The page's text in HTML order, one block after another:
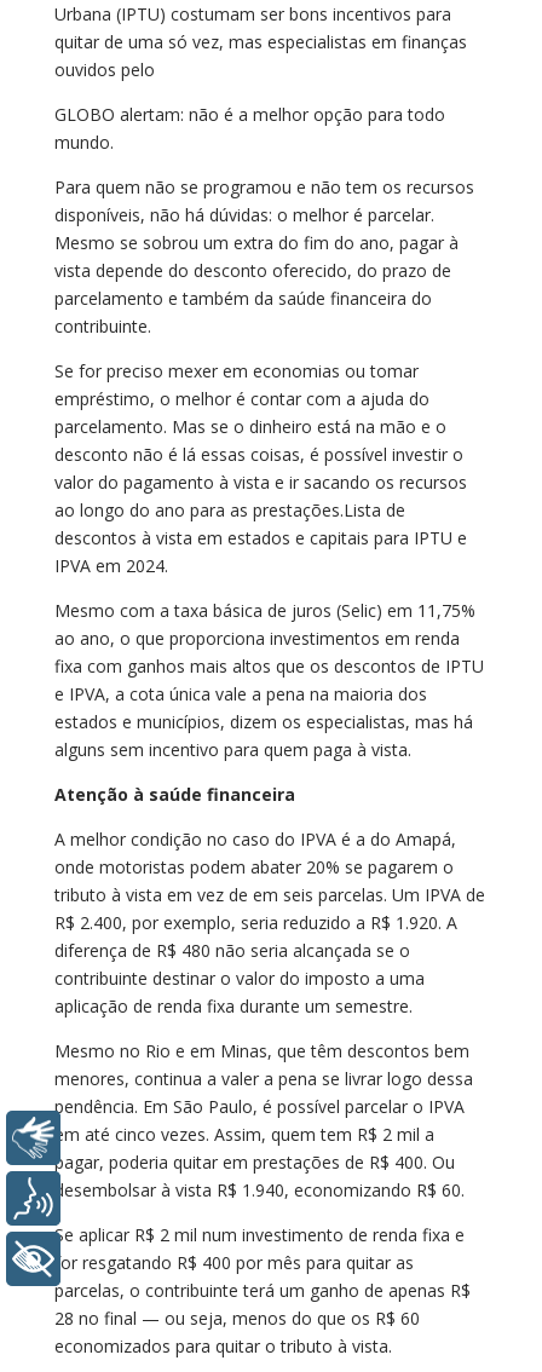
Urbana (IPTU) costumam ser bons incentivos para
quitar de uma só vez, mas especialistas em finanças
ouvidos pelo
GLOBO alertam: não é a melhor opção para todo
mundo.
Para quem não se programou e não tem os recursos
disponíveis, não há dúvidas: o melhor é parcelar.
Mesmo se sobrou um extra do fim do ano, pagar à
vista depende do desconto oferecido, do prazo de
parcelamento e também da saúde financeira do
contribuinte.
Se for preciso mexer em economias ou tomar
empréstimo, o melhor é contar com a ajuda do
parcelamento. Mas se o dinheiro está na mão e o
desconto não é lá essas coisas, é possível investir o
valor do pagamento à vista e ir sacando os recursos
ao longo do ano para as prestações.Lista de
descontos à vista em estados e capitais para IPTU e
IPVA em 2024.
Mesmo com a taxa básica de juros (Selic) em 11,75%
ao ano, o que proporciona investimentos em renda
fixa com ganhos mais altos que os descontos de IPTU
e IPVA, a cota única vale a pena na maioria dos
estados e municípios, dizem os especialistas, mas há
alguns sem incentivo para quem paga à vista.
Atenção à saúde financeira
A melhor condição no caso do IPVA é a do Amapá,
onde motoristas podem abater 20% se pagarem o
tributo à vista em vez de em seis parcelas. Um IPVA de
R$ 2.400, por exemplo, seria reduzido a R$ 1.920. A
diferença de R$ 480 não seria alcançada se o
contribuinte destinar o valor do imposto a uma
aplicação de renda fixa durante um semestre.
Mesmo no Rio e em Minas, que têm descontos bem
menores, continua a valer a pena se livrar logo dessa
pendência. Em São Paulo, é possível parcelar o IPVA
em até cinco vezes. Assim, quem tem R$ 2 mil a
pagar, poderia quitar em prestações de R$ 400. Ou
desembolsar à vista R$ 1.940, economizando R$ 60.
Se aplicar R$ 2 mil num investimento de renda fixa e
for resgatando R$ 400 por mês para quitar as
parcelas, o contribuinte terá um ganho de apenas R$
28 no final — ou seja, menos do que os R$ 60
economizados para quitar o tributo à vista.
Libras
Voz
+ Acessibilidade